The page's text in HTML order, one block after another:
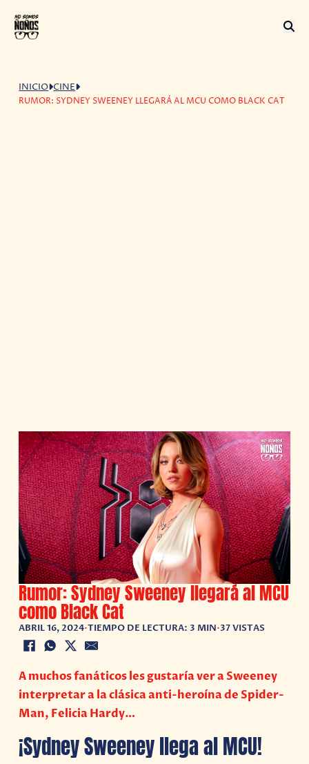
INICIO CINE
RUMOR: SYDNEY SWEENEY LLEGARÁ AL MCU COMO BLACK CAT
Rumor: Sydney Sweeney llegará al MCU
como Black Cat
ABRIL 16, 2024•TIEMPO DE LECTURA: 3 MIN•37 VISTAS
A muchos fanáticos les gustaría ver a Sweeney
interpretar a la clásica anti-heroína de Spider-
Man, Felicia Hardy…
¡Sydney Sweeney llega al MCU!